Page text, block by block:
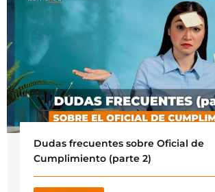
Dudas frecuentes sobre Oficial de
Cumplimiento (parte 2)